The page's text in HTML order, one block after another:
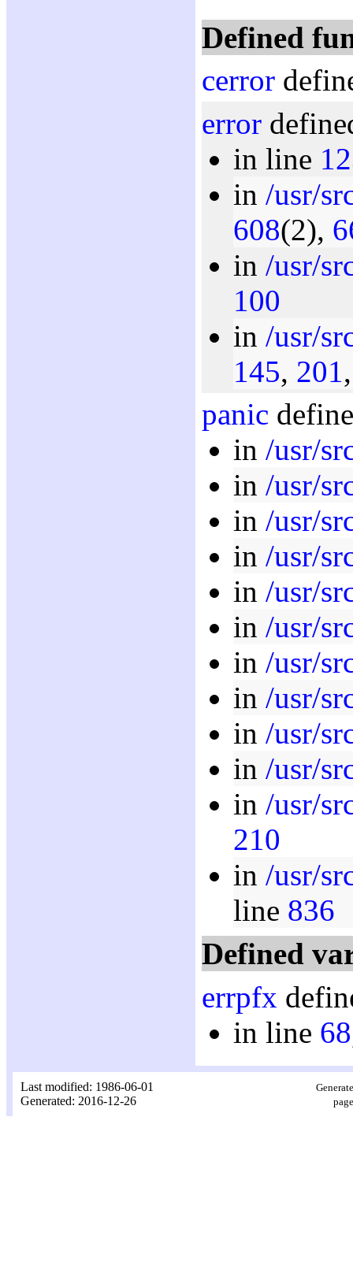
Defined
cerror
error
in line
in /usr/
608(2),
in /usr/
100
in /usr/
145, 201
panic
in /usr/
in /usr/
in /usr/
in /usr/
in /usr/
in /usr/
in /usr/
in /usr/
in /usr/
in /usr/
in /usr/
210
in /usr/
line 836
Defined
errpfx
in line 68
Last modified: 1986-06-01
Generated: 2016-12-26